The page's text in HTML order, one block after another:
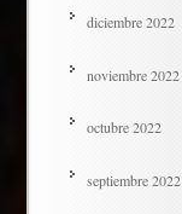
diciembre 2022
noviembre 2022
octubre 2022
septiembre 2022